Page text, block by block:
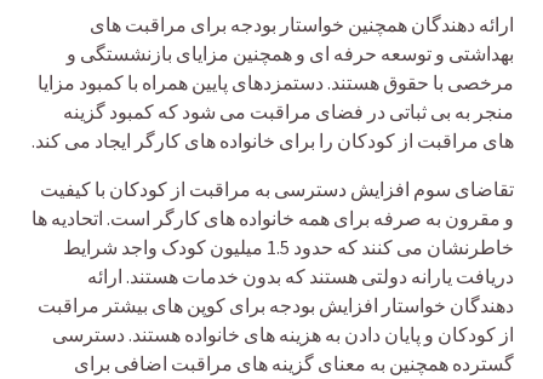
ارائه دهندگان همچنین خواستار بودجه برای مراقبت های
بهداشتی و توسعه حرفه ای و همچنین مزایای بازنشستگی و
مرخصی با حقوق هستند. دستمزدهای پایین همراه با کمبود مزایا
منجر به بی ثباتی در فضای مراقبت می شود که کمبود گزینه
های مراقبت از کودکان را برای خانواده های کارگر ایجاد می کند.
تقاضای سوم افزایش دسترسی به مراقبت از کودکان با کیفیت
و مقرون به صرفه برای همه خانواده های کارگر است. اتحادیه ها
خاطرنشان می کنند که حدود 1.5 میلیون کودک واجد شرایط
دریافت یارانه دولتی هستند که بدون خدمات هستند. ارائه
دهندگان خواستار افزایش بودجه برای کوپن های بیشتر مراقبت
از کودکان و پایان دادن به هزینه های خانواده هستند. دسترسی
گسترده همچنین به معنای گزینه های مراقبت اضافی برای